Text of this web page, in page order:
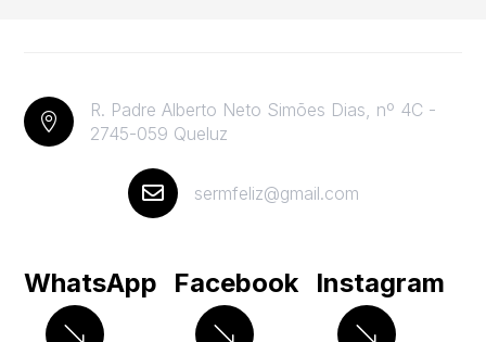

R. Padre Alberto Neto Simões Dias, nº 4C -
2745-059 Queluz
 sermfeliz@gmail.com
WhatsApp Facebook Instagram